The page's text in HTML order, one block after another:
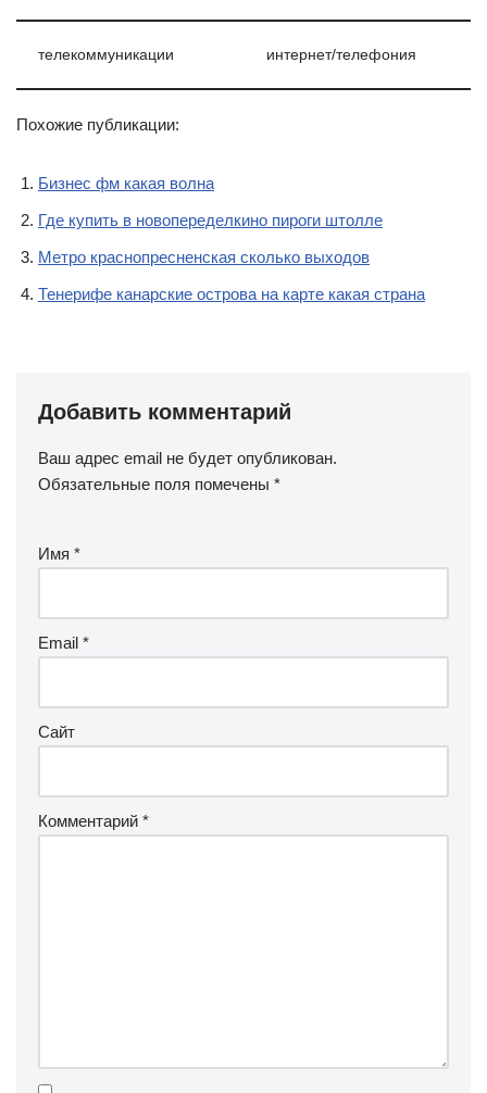
телекоммуникации интернет/телефония
Похожие публикации:
Бизнес фм какая волна
Где купить в новопеределкино пироги штолле
Метро краснопресненская сколько выходов
Тенерифе канарские острова на карте какая страна
Добавить комментарий
Ваш адрес email не будет опубликован.
Обязательные поля помечены *
Имя *
Email *
Сайт
Комментарий *